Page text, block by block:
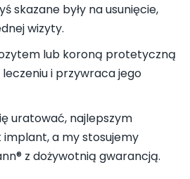
skazane były na usunięcie,
wizyty.
lub koroną protetyczną
i przywraca jego
uratować, najlepszym
implant, a my stosujemy
z dożywotnią gwarancją.